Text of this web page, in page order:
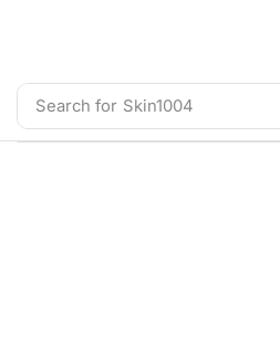
Search for Skin1004